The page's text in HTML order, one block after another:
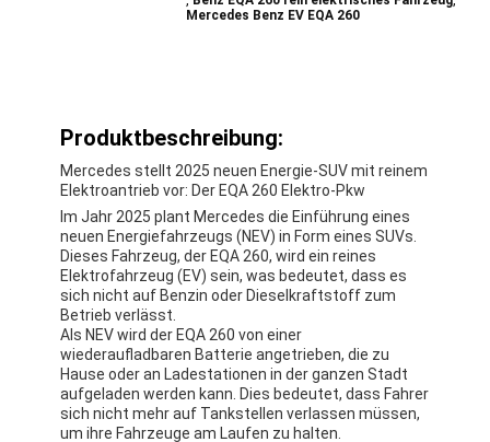
Mercedes Benz EV EQA 260
Produktbeschreibung:
Mercedes stellt 2025 neuen Energie-SUV mit reinem
Elektroantrieb vor: Der EQA 260 Elektro-Pkw
Im Jahr 2025 plant Mercedes die Einführung eines
neuen Energiefahrzeugs (NEV) in Form eines SUVs.
Dieses Fahrzeug, der EQA 260, wird ein reines
Elektrofahrzeug (EV) sein, was bedeutet, dass es
sich nicht auf Benzin oder Dieselkraftstoff zum
Betrieb verlässt.
Als NEV wird der EQA 260 von einer
wiederaufladbaren Batterie angetrieben, die zu
Hause oder an Ladestationen in der ganzen Stadt
aufgeladen werden kann. Dies bedeutet, dass Fahrer
sich nicht mehr auf Tankstellen verlassen müssen,
um ihre Fahrzeuge am Laufen zu halten.